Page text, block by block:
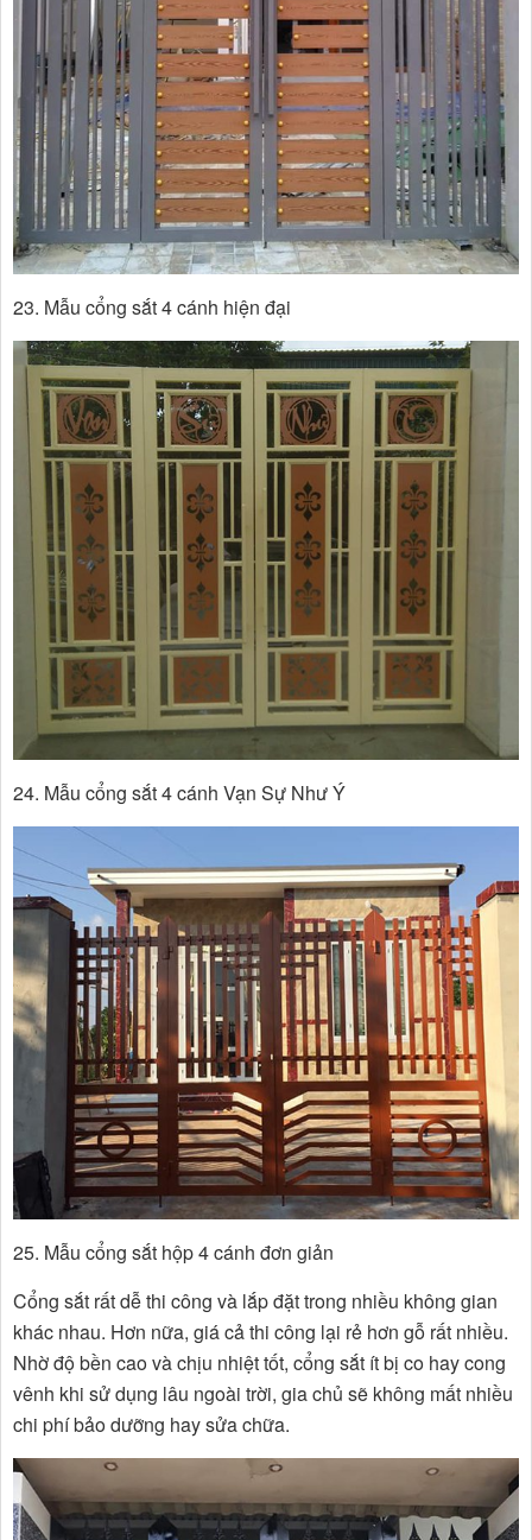
23. Mẫu cổng sắt 4 cánh hiện đại
24. Mẫu cổng sắt 4 cánh Vạn Sự Như Ý
25. Mẫu cổng sắt hộp 4 cánh đơn giản
Cổng sắt rất dễ thi công và lắp đặt trong nhiều không gian
khác nhau. Hơn nữa, giá cả thi công lại rẻ hơn gỗ rất nhiều.
Nhờ độ bền cao và chịu nhiệt tốt, cổng sắt ít bị co hay cong
vênh khi sử dụng lâu ngoài trời, gia chủ sẽ không mất nhiều
chi phí bảo dưỡng hay sửa chữa.